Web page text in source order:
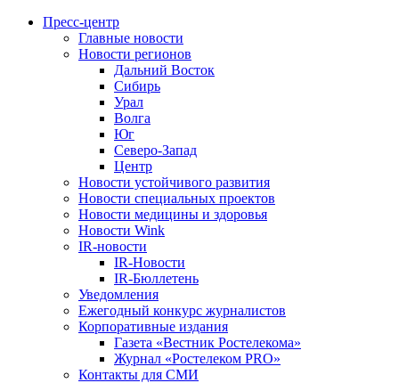
Пресс-центр
Главные новости
Новости регионов
Дальний Восток
Сибирь
Урал
Волга
Юг
Северо-Запад
Центр
Новости устойчивого развития
Новости специальных проектов
Новости медицины и здоровья
Новости Wink
IR-новости
IR-Новости
IR-Бюллетень
Уведомления
Ежегодный конкурс журналистов
Корпоративные издания
Газета «Вестник Ростелекома»
Журнал «Ростелеком PRO»
Контакты для СМИ